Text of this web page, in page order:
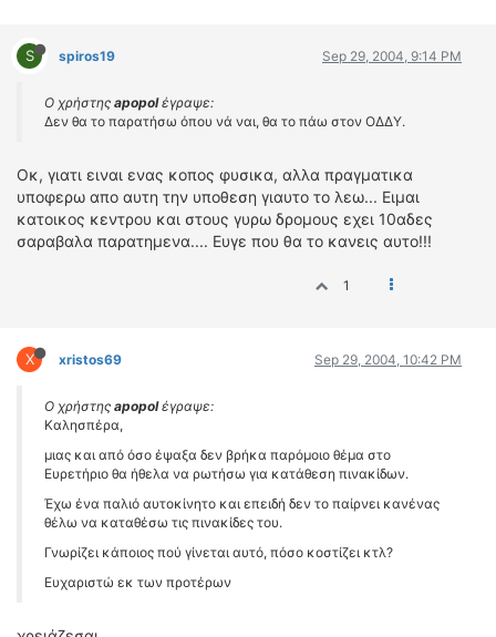
S spiros19 Sep 29, 2004, 9:14 PM
Ο χρήστης apopolέγραψε:
Δεν θα το παρατήσω όπου νά ναι, θα το πάω στον ΟΔΔΥ.
Οκ, γιατι ειναι ενας κοπος φυσικα, αλλα πραγματικα
υποφερω απο αυτη την υποθεση γιαυτο το λεω... Ειμαι
κατοικος κεντρου και στους γυρω δρομους εχει 10αδες
σαραβαλα παρατημενα.... Ευγε που θα το κανεις αυτο!!!
1
X xristos69 Sep 29, 2004, 10:42 PM
Ο χρήστης apopolέγραψε:
Καλησπέρα,
μιας και από όσο έψαξα δεν βρήκα παρόμοιο θέμα στο
Ευρετήριο θα ήθελα να ρωτήσω για κατάθεση πινακίδων.
Έχω ένα παλιό αυτοκίνητο και επειδή δεν το παίρνει κανένας
θέλω να καταθέσω τις πινακίδες του.
Γνωρίζει κάποιος πού γίνεται αυτό, πόσο κοστίζει κτλ?
Ευχαριστώ εκ των προτέρων